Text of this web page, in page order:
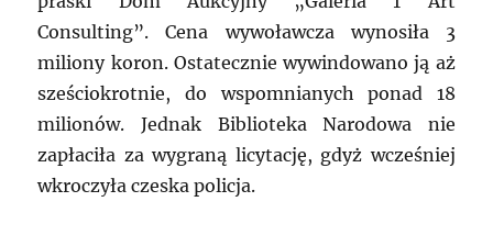
Consulting”. Cena wywoławcza wynosiła 3
miliony koron. Ostatecznie wywindowano ją aż
sześciokrotnie, do wspomnianych ponad 18
milionów. Jednak Biblioteka Narodowa nie
zapłaciła za wygraną licytację, gdyż wcześniej
wkroczyła czeska policja.